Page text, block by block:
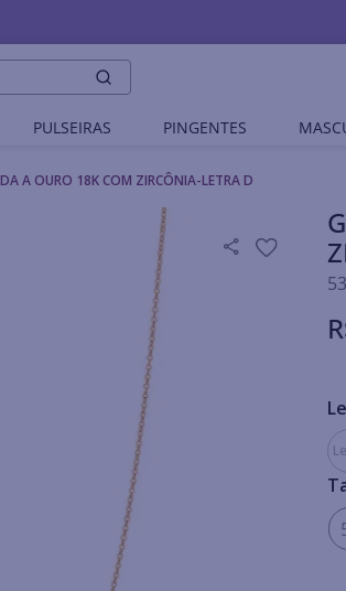
PULSEIRAS PINGENTES
A OURO 18K COM ZIRCÔNIA-LETRA D